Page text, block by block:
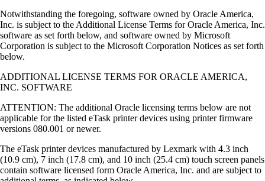
Notwithstanding the foregoing, software owned by Oracle America,
Inc. is subject to the Additional License Terms for Oracle America, Inc.
software as set forth below, and software owned by Microsoft
Corporation is subject to the Microsoft Corporation Notices as set forth
below.
ADDITIONAL LICENSE TERMS FOR ORACLE AMERICA,
INC. SOFTWARE
ATTENTION: The additional Oracle licensing terms below are not
applicable for the listed eTask printer devices using printer firmware
versions 080.001 or newer.
The eTask printer devices manufactured by Lexmark with 4.3 inch
(10.9 cm), 7 inch (17.8 cm), and 10 inch (25.4 cm) touch screen panels
contain software licensed form Oracle America, Inc. and are subject to